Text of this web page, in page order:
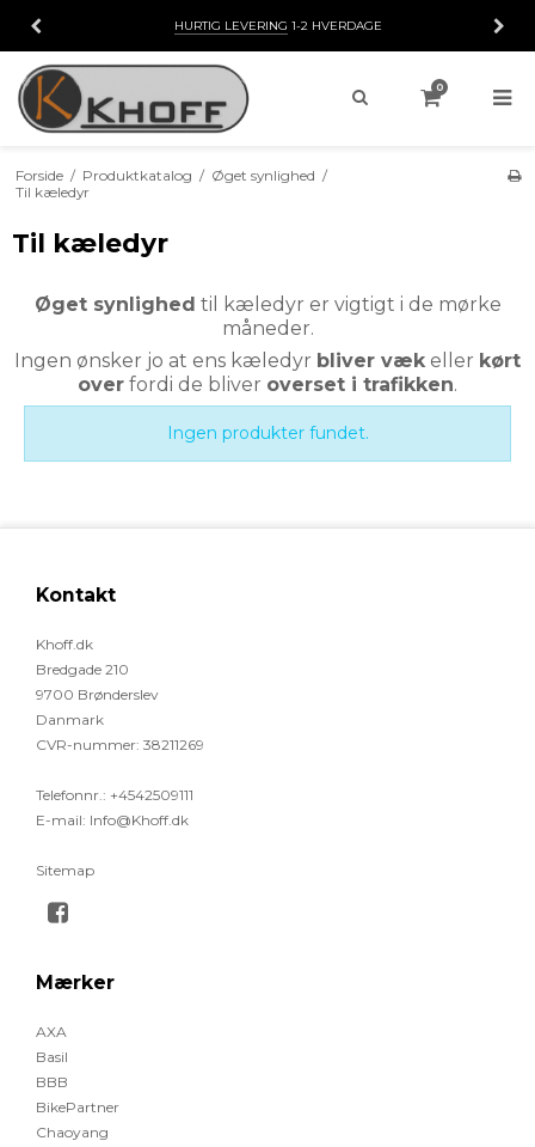
HURTIG LEVERING 1-2 HVERDAGE
0
Forside / Produktkatalog / Øget synlighed /
Til kæledyr
Til kæledyr
Øget synlighed til kæledyr er vigtigt i de mørke
måneder.
Ingen ønsker jo at ens kæledyr bliver vækeller kørt
over fordi de bliver overset i trafikken.
Ingen produkter fundet.
Kontakt
Khoff.dk
Bredgade 210
9700 Brønderslev
Danmark
CVR-nummer: 38211269
Telefonnr.: +4542509111
E-mail: Info@Khoff.dk
Sitemap
Mærker
AXA
Basil
BBB
BikePartner
Chaoyang